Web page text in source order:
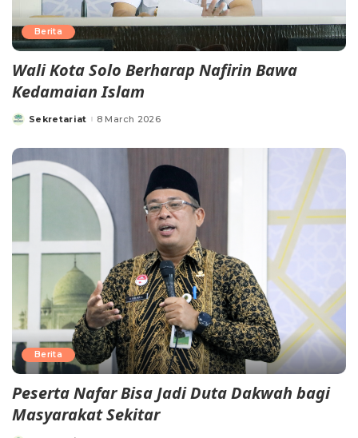
Berita
Wali Kota Solo Berharap Nafirin Bawa
Kedamaian Islam
Sekretariat 8 March 2026
Berita
Peserta Nafar Bisa Jadi Duta Dakwah bagi
Masyarakat Sekitar